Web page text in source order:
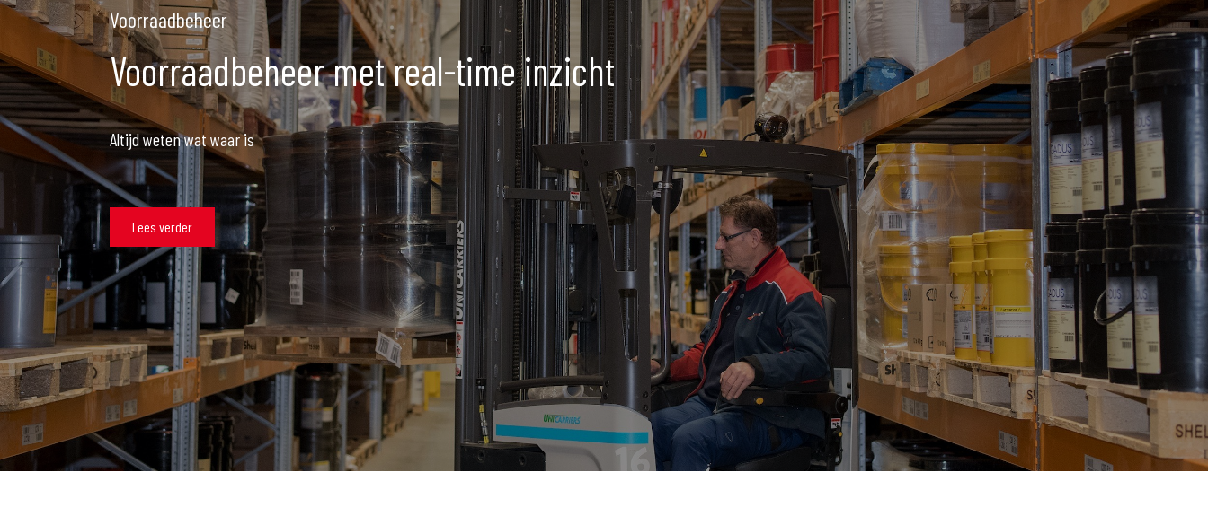
Voorraadbeheer
Voorraadbeheer met real-time inzicht
Altijd weten wat waar is
Lees verder